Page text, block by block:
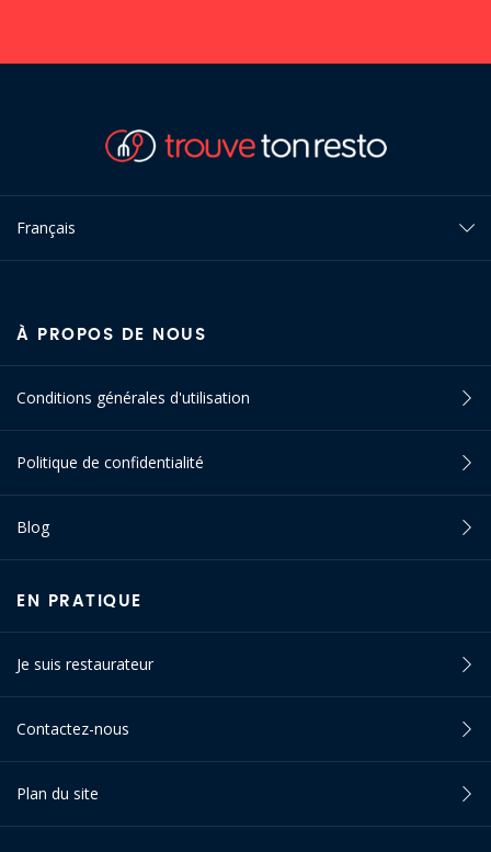
Français
À PROPOS DE NOUS
Conditions générales d'utilisation
Politique de confidentialité
Blog
EN PRATIQUE
Je suis restaurateur
Contactez-nous
Plan du site